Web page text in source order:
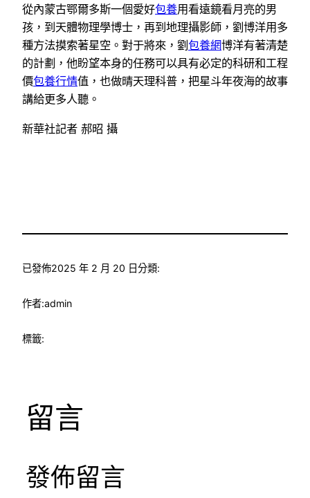
從內蒙古鄂爾多斯一個愛好包養用看遠鏡看月亮的男
孩，到天體物理學博士，再到地理攝影師，劉博洋用多
種方法摸索著星空。對于將來，劉 包養網博洋有著清楚
的計劃，他盼望本身的任務可以具有必定的科研和工程
價包養行情值，也做晴天理科普，把星斗年夜海的故事
講給更多人聽。
新華社記者 郝昭 攝
已發佈2025 年 2 月 20 日分類:
作者:admin
標籤:
留言
發佈留言